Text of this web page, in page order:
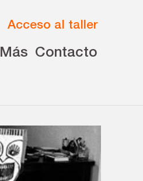
Acceso al taller
Más Contacto